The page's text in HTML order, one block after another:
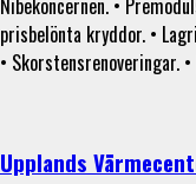
Nibekoncernen. •
prisbelönta kryddor. •
• Skorstensrenoveringar.
Upplands